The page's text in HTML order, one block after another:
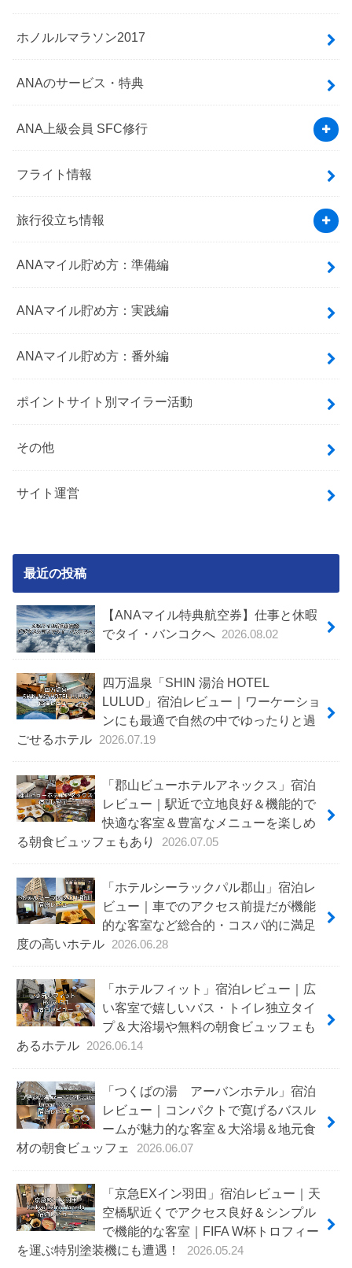
ホノルルマラソン2017
ANAのサービス・特典
ANA上級会員 SFC修行
フライト情報
旅行役立ち情報
ANAマイル貯め方：準備編
ANAマイル貯め方：実践編
ANAマイル貯め方：番外編
ポイントサイト別マイラー活動
その他
サイト運営
最近の投稿
【ANAマイル特典航空券】仕事と休暇
でタイ・バンコクへ 2026.08.02
四万温泉「SHIN 湯治 HOTEL
LULUD」宿泊レビュー｜ワーケーショ
ンにも最適で自然の中でゆったりと過
ごせるホテル
2026.07.19
「郡山ビューホテルアネックス」宿泊
レビュー｜駅近で立地良好＆機能的で
快適な客室＆豊富なメニューを楽しめ
る朝食ビュッフェもあり
2026.07.05
「ホテルシーラックパル郡山」宿泊レ
ビュー｜車でのアクセス前提だが機能
的な客室など総合的・コスパ的に満足
度の高いホテル
2026.06.28
「ホテルフィット」宿泊レビュー｜広
い客室で嬉しいバス・トイレ独立タイ
プ＆大浴場や無料の朝食ビュッフェも
あるホテル
2026.06.14
「つくばの湯 アーバンホテル」宿泊
レビュー｜コンパクトで寛げるバスル
ームが魅力的な客室＆大浴場＆地元食
材の朝食ビュッフェ
2026.06.07
「京急EXイン羽田」宿泊レビュー｜天
空橋駅近くでアクセス良好＆シンプル
で機能的な客室｜FIFA W杯トロフィー
を運ぶ特別塗装機にも遭遇！
2026.05.24